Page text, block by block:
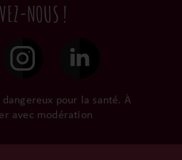
48h et confiées aux
NOUS !
dangereux pour la santé. À
avec modération